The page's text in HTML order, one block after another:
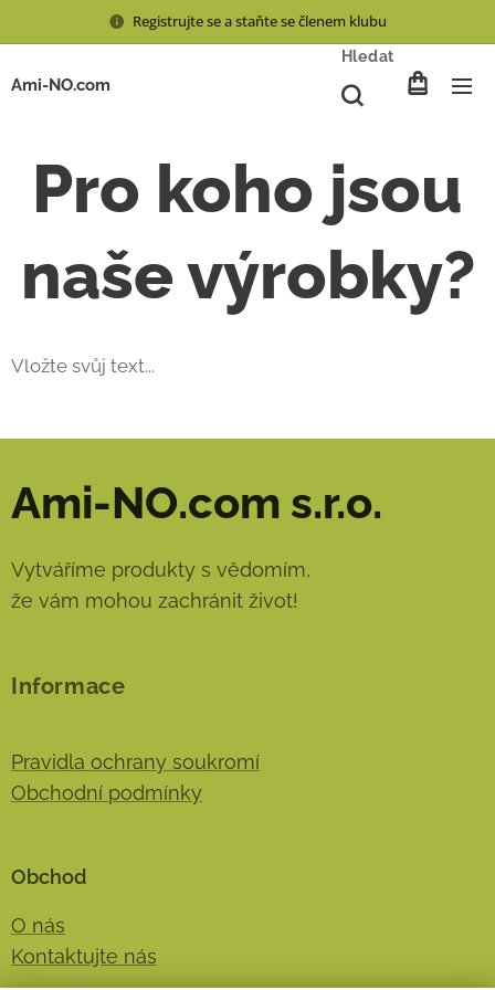
Registrujte se a staňte se členem klubu
Ami-NO.com
Hledat
Pro koho jsou
naše výrobky?
Vložte svůj text...
Ami-NO.com s.r.o.
Vytváříme produkty s vědomím,
že vám mohou zachránit život!
Informace
Pravidla ochrany soukromí
Obchodní podmínky
Obchod
O nás
Kontaktujte nás